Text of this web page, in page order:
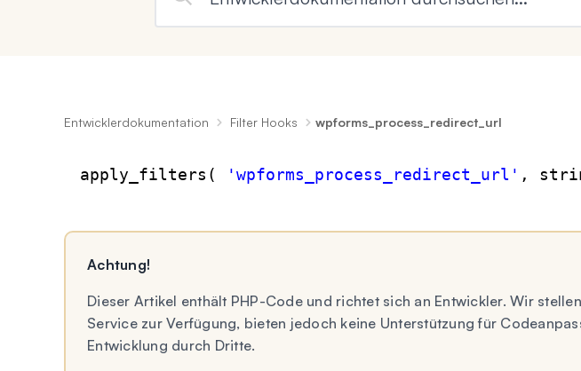
Entwicklerdokumentation Filter Hooks wpforms_process_redirect_url
apply_filters( 'wpforms_process_redirect_url' ,
Achtung!
Dieser Artikel enthält PHP-Code und richtet sich an Entwickler. Wir
Service zur Verfügung, bieten jedoch keine Unterstützung für
Entwicklung durch Dritte.